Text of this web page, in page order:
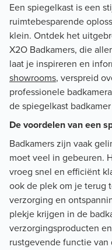
Een spiegelkast is een
ruimtebesparende
klein. Ontdek het
X2O Badkamers, die
laat je inspireren en
showrooms, verspreid
professionele
de spiegelkast
De voordelen van een
Badkamers zijn vaak
moet veel in gebeuren.
vroeg snel en efficiënt
ook de plek om je terug
verzorging en
plekje krijgen in de
verzorgingsproducten
rustgevende functie van